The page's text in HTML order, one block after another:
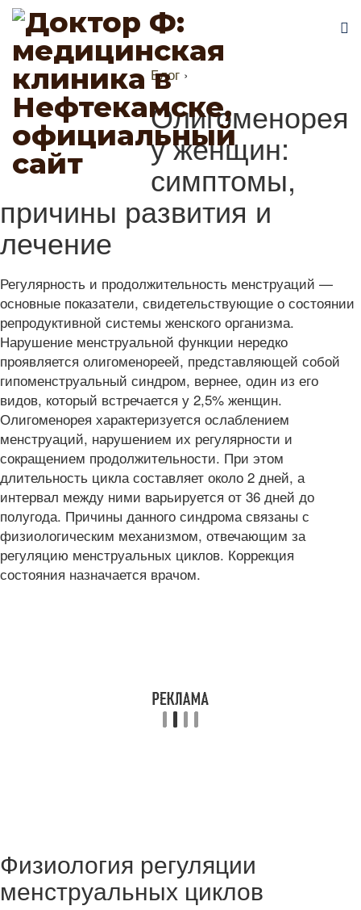
Блог ›
Олигоменорея
у женщин:
симптомы,
причины развития и
лечение
Регулярность и продолжительность менструаций —
основные показатели, свидетельствующие о состоянии
репродуктивной системы женского организма.
Нарушение менструальной функции нередко
проявляется олигоменореей, представляющей собой
гипоменструальный синдром, вернее, один из его
видов, который встречается у 2,5% женщин.
Олигоменорея характеризуется ослаблением
менструаций, нарушением их регулярности и
сокращением продолжительности. При этом
длительность цикла составляет около 2 дней, а
интервал между ними варьируется от 36 дней до
полугода. Причины данного синдрома связаны с
физиологическим механизмом, отвечающим за
регуляцию менструальных циклов. Коррекция
состояния назначается врачом.
Физиология регуляции
менструальных циклов